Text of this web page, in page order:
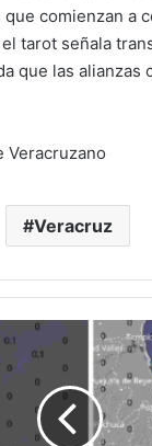
comienzan a
tarot señala
que las alianzas
Veracruzano
Veracruz